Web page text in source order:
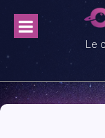
content
Le